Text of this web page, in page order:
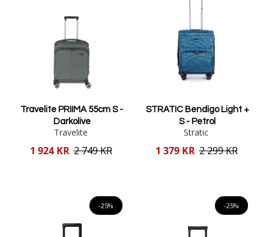
Travelite PRIIMA 55cm S -
Darkolive
Travelite
Reducerat
1 924 KR 2 749 KR
STRATIC Bendigo Light +
S - Petrol
Stratic
Reducerat
1 379 KR 2 299 KR
-25% -25%